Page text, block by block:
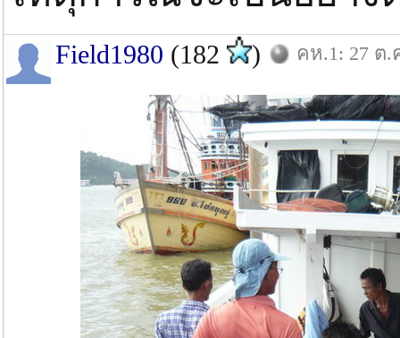
Field1980 (182 ) คห.1: 27 ต.